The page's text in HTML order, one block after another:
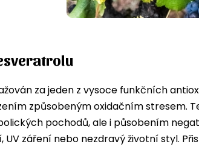
za jeden z vysoce funkčních
způsobeným oxidačním stresem.
pochodů, ale i působením
UV záření nebo nezdravý životní styl.